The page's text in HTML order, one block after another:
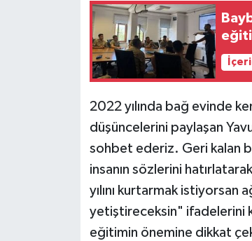
2022 yılında bağ evinde
düşüncelerini paylaşan
sohbet ederiz. Geri kalan
insanın sözlerini
yılını kurtarmak istiyorsan
yetiştireceksin" ifadelerini
eğitimin önemine dikkat